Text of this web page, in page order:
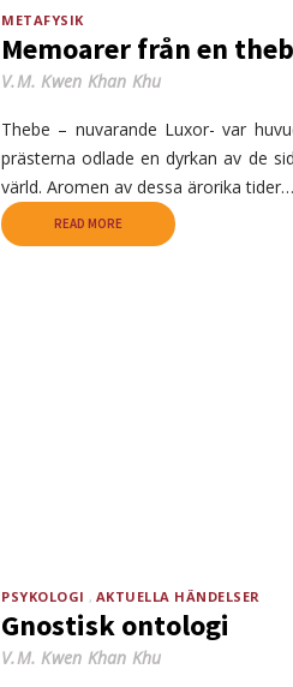
METAFYSIK
Memoarer från en
V.M. Kwen Khan Khu
Thebe – nuvarande Luxor- var
prästerna odlade en dyrkan av de
värld. Aromen av dessa ärorika tider…
READ MORE
PSYKOLOGI AKTUELLA HÄNDELSER
Gnostisk ontologi
V.M. Kwen Khan Khu